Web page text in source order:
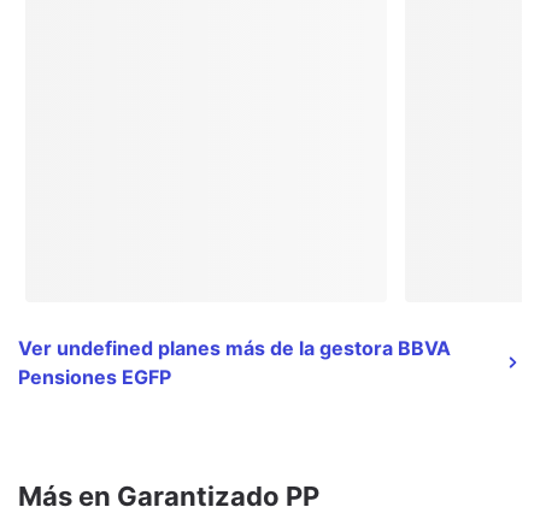
Ver undefined planes más de la gestora BBVA
Pensiones EGFP
Más en Garantizado PP